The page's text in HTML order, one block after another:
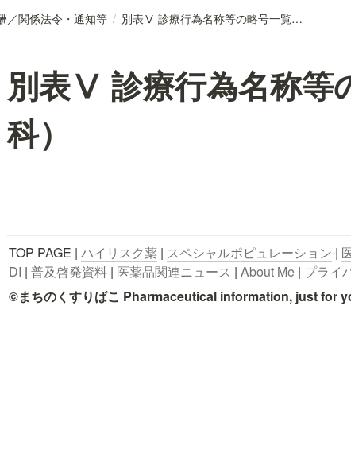
／関係法令・通知等 / 別表Ⅴ 診療行為名称等の略号一覧（歯科）
別表Ⅴ 診療行為名称等
科）
TOP PAGE | ハイリスク薬 | スペシャルポピュレーション |
DI | 普及啓発資料 | 医薬品関連ニュース | About Me | プライ
©まちのくすりばこ Pharmaceutical information, just for